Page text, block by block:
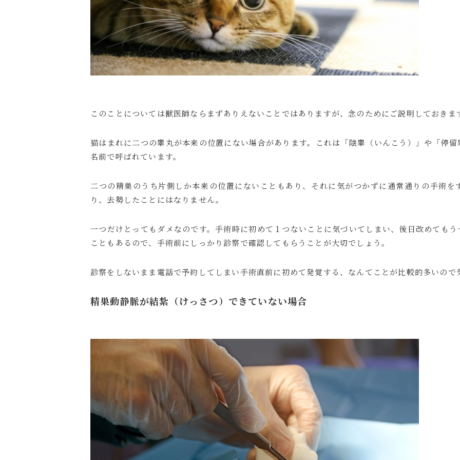
このことについては獣医師ならまずありえないことではありますが、念のためにご説明しておきま
猫はまれに二つの睾丸が本来の位置にない場合があります。これは「陰睾（いんこう）」や「停
名前で呼ばれています。
二つの精巣のうち片側しか本来の位置にないこともあり、それに気がつかずに通常通りの手術を
り、去勢したことにはなりません。
一つだけとってもダメなのです。手術時に初めて１つないことに気づいてしまい、後日改めても
こともあるので、手術前にしっかり診察で確認してもらうことが大切でしょう。
診察をしないまま電話で予約してしまい手術直前に初めて発覚する、なんてことが比較的多いので
精巣動静脈が結紮（けっさつ）できていない場合